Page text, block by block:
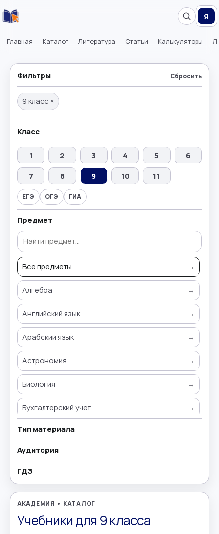
Главная Каталог Литература Статьи Калькуляторы
Я
Фильтры Сбросить
9 класс ×
Класс
1 2 3 4 5
6
7
8 9 10 11
ЕГЭ ОГЭ ГИА
Предмет
Все предметы →
Алгебра →
Английский язык →
Арабский язык →
Астрономия →
Биология →
Бухгалтерский учет →
Всемирная история
География
Геометрия
Греческий язык
Дополнительно
Тип материала
Аудитория
ГДЗ
АКАДЕМИЯ • КАТАЛОГ
Учебники для 9 класса